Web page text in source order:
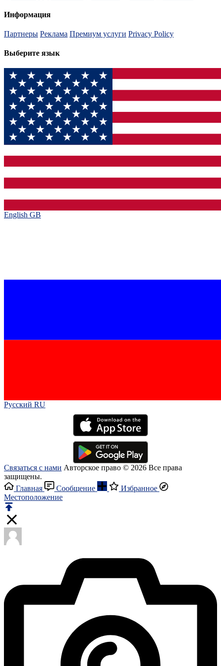
Информация
Партнеры Реклама Премиум услуги Privacy Policy
Выберите язык
English GB‎
Русский RU‎
Связаться с нами Авторское право © 2026 Все права
защищены.
Главная
Сообщение
Избранное
Местоположение